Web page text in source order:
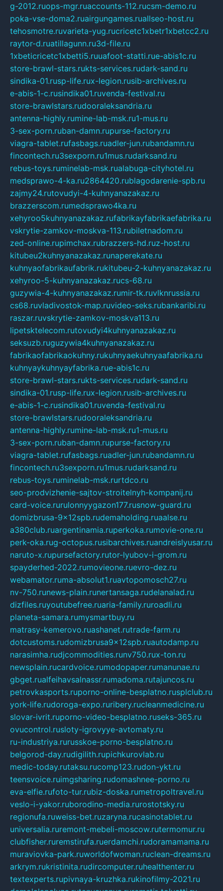
g-2012.ruops-mgr.ruaccounts-112.rucsm-demo.ru
poka-vse-doma2.ruairgungames.ruallseo-host.ru
tehosmotre.ruvarieta-yug.rucricetc1xbetr1xbetcc2.ru
raytor-d.ruatillagunn.ru3d-file.ru
1xbeticricetc1xbetti5.ruuafoot-statti.rue-abis1c.ru
store-brawl-stars.rukts-services.rudark-sand.ru
sindika-01.rusp-life.rux-legion.rusib-archives.ru
e-abis-1-c.rusindika01.ruvenda-festival.ru
store-brawlstars.rudooraleksandria.ru
antenna-highly.rumine-lab-msk.ru1-mus.ru
3-sex-porn.ruban-damn.rupurse-factory.ru
viagra-tablet.rufasbags.ruadler-jun.rubandamn.ru
fincontech.ru3sexporn.ru1mus.rudarksand.ru
rebus-toys.ruminelab-msk.rualabuga-cityhotel.ru
medsprawo-4-ka.ru2864420.rublagodarenie-spb.ru
zajmy24.rutovudyi-4-kuhnyanazakaz.ru
brazzerscom.rumedsprawo4ka.ru
xehyroo5kuhnyanazakaz.rufabrikayfabrikaefabrika.ru
vskrytie-zamkov-moskva-113.rubiletnadom.ru
zed-online.rupimchax.rubrazzers-hd.ruz-host.ru
kitubeu2kuhnyanazakaz.runaperekate.ru
kuhnyaofabrikaufabrik.rukitubeu-2-kuhnyanazakaz.ru
xehyroo-5-kuhnyanazakaz.rucs-68.ru
guzywia-4-kuhnyanazakaz.rumir-tk.ruvlknrussia.ru
cs68.ruvladivostok-map.ruvideo-seks.rubankaribi.ru
raszar.ruvskrytie-zamkov-moskva113.ru
lipetsktelecom.rutovudyi4kuhnyanazakaz.ru
seksuzb.ruguzywia4kuhnyanazakaz.ru
fabrikaofabrikaokuhny.rukuhnyaekuhnyaafabrika.ru
kuhnyaykuhnyayfabrika.rue-abis1c.ru
store-brawl-stars.rukts-services.rudark-sand.ru
sindika-01.rusp-life.rux-legion.rusib-archives.ru
e-abis-1-c.rusindika01.ruvenda-festival.ru
store-brawlstars.rudooraleksandria.ru
antenna-highly.rumine-lab-msk.ru1-mus.ru
3-sex-porn.ruban-damn.rupurse-factory.ru
viagra-tablet.rufasbags.ruadler-jun.rubandamn.ru
fincontech.ru3sexporn.ru1mus.rudarksand.ru
rebus-toys.ruminelab-msk.rurtdco.ru
seo-prodvizhenie-sajtov-stroitelnyh-kompanij.ru
card-voice.rurulonnyygazon177.rusnow-guard.ru
domizbrusa-9x12spb.rudemaholding.ruaalse.ru
a380club.ruargentinamia.ruperkoka.rumovie-one.ru
perk-oka.rug-octopus.rusibarchives.ruandreislyusar.ru
naruto-x.rupursefactory.rutor-lyubov-i-grom.ru
spayderhed-2022.rumovieone.ruevro-dez.ru
webamator.ruma-absolut1.ruavtopomosch27.ru
nv-750.runews-plain.runertansaga.rudelanalad.ru
dizfiles.ruyoutubefree.ruaria-family.ruroadli.ru
planeta-samara.rumysmartbuy.ru
matrasy-kemerovo.ruashanet.rutrade-farm.ru
dotcustoms.rudomizbrusa9x12spb.ruautodamp.ru
narasimha.rudjcommodities.runv750.rux-ton.ru
newsplain.rucardvoice.rumodopaper.rumanunae.ru
gbget.rualfeihavsalnassr.rumadoma.rutajuncos.ru
petrovkasports.ruporno-online-besplatno.rusplclub.ru
york-life.rudoroga-expo.ruribery.rucleanmedicine.ru
slovar-ivrit.ruporno-video-besplatno.ruseks-365.ru
ovucontrol.rusloty-igrovyye-avtomaty.ru
ru-industriya.rurusskoe-porno-besplatno.ru
belgorod-day.rudigilith.rupichkurovlab.ru
medic-today.rutaksu.rucomp123.rudon-ykt.ru
teensvoice.ruimgsharing.rudomashnee-porno.ru
eva-elfie.rufoto-tur.rubiz-doska.rumetropoltravel.ru
veslo-i-yakor.ruborodino-media.rurostotsky.ru
regionufa.ruweiss-bet.ruzaryna.rucasinotablet.ru
universalia.ruremont-mebeli-moscow.rutermomur.ru
clubfisher.ruremstirufa.ruerdamchi.rudoramamama.ru
muraviovka-park.ruworldofwoman.ruclean-dreams.ru
arkrym.rukristinita.rudircomputer.ruhealthenter.ru
textexperts.rupivnaya-kruzhka.rukinofilmy-2021.ru